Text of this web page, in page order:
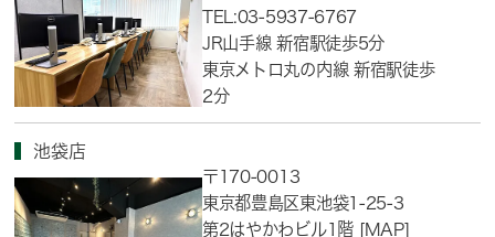
TEL:03-5937-6767
JR山手線 新宿駅徒歩5分
東京メトロ丸の内線 新宿駅徒歩
2分
池袋店
〒170-0013
東京都豊島区東池袋1-25-3
第2はやかわビル1階 [MAP]